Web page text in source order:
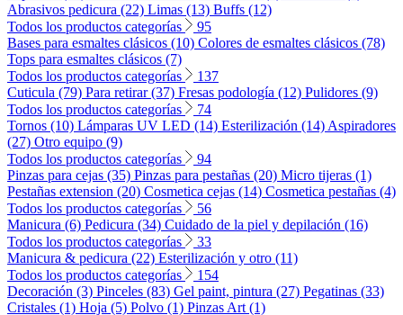
Abrasivos pedicura (22) Limas (13) Buffs (12)
Todos los productos categorías
95
Bases para esmaltes clásicos (10) Colores de esmaltes clásicos (78)
Tops para esmaltes clásicos (7)
Todos los productos categorías
137
Cuticula (79) Para retirar (37) Fresas podología (12) Pulidores (9)
Todos los productos categorías
74
Tornos (10) Lámparas UV LED (14) Esterilización (14) Aspiradores
(27) Otro equipo (9)
Todos los productos categorías
94
Pinzas para cejas (35) Pinzas para pestañas (20) Micro tijeras (1)
Pestañas extension (20) Cosmetica cejas (14) Cosmetica pestañas (4)
Todos los productos categorías
56
Manicura (6) Pedicura (34) Cuidado de la piel y depilación (16)
Todos los productos categorías
33
Manicura & pedicura (22) Esterilización y otro (11)
Todos los productos categorías
154
Decoración (3) Pinceles (83) Gel paint, pintura (27) Pegatinas (33)
Cristales (1) Hoja (5) Polvo (1) Pinzas Art (1)